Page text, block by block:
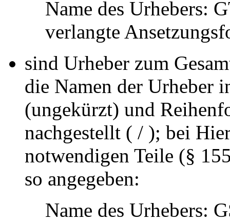
Name des Urhebers:
verlangte
sind Urheber zum
die Namen der Urheber
(ungekürzt) und
nachgestellt ( / ); bei
notwendigen Teile (§
so angegeben:
Name des Urhebers: